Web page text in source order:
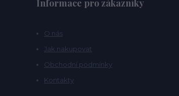
Informace pro zákazníky
O nás
Jak nakupovat
Obchodní podmínky
Kontakty